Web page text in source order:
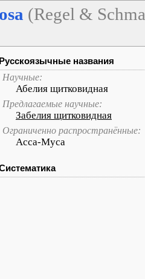
(Regel &
Русскоязычные названия
Научные:
Абелия щитковидная
Предлагаемые научные:
Забелия щитковидная
Ограниченно распространённые:
Асса-Муса